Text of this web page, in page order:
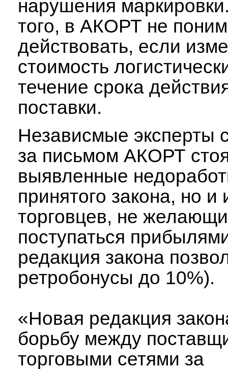
нарушения
того, в АКОРТ не
действовать, если
стоимость
течение срока
поставки.
Независмые эксперты
за письмом АКОРТ
выявленные
принятого закона, но и
торговцев, не
поступаться
редакция закона
ретробонусы до 10%).
«Новая редакция
борьбу между
торговыми сетями за